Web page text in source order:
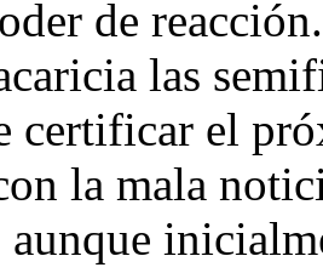
de
las
certificar el
la mala